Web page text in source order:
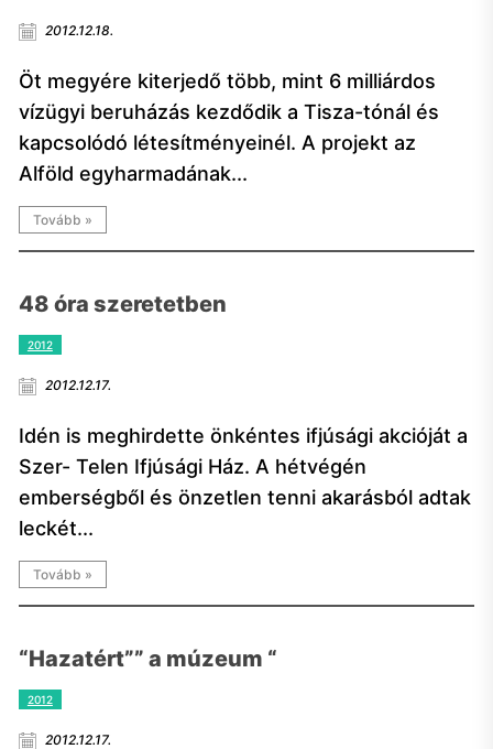
2012.12.18.
Öt megyére kiterjedő több, mint 6 milliárdos
vízügyi beruházás kezdődik a Tisza-tónál és
kapcsolódó létesítményeinél. A projekt az
Alföld egyharmadának...
Tovább »
48 óra szeretetben
2012
2012.12.17.
Idén is meghirdette önkéntes ifjúsági akcióját a
Szer- Telen Ifjúsági Ház. A hétvégén
emberségből és önzetlen tenni akarásból adtak
leckét...
Tovább »
“Hazatért”” a múzeum “
2012
2012.12.17.